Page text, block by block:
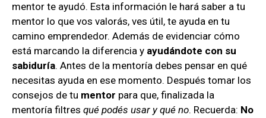
mentor te ayudó. Esta información le hará saber a tu
mentor lo que vos valorás, ves útil, te ayuda en tu
camino emprendedor. Además de evidenciar cómo
está marcando la diferencia y ayudándote con su
sabiduría. Antes de la mentoría debes pensar en qué
necesitas ayuda en ese momento. Después tomar los
consejos de tu mentor para que, finalizada la
mentoría filtres qué podés usar y qué no. Recuerda: No